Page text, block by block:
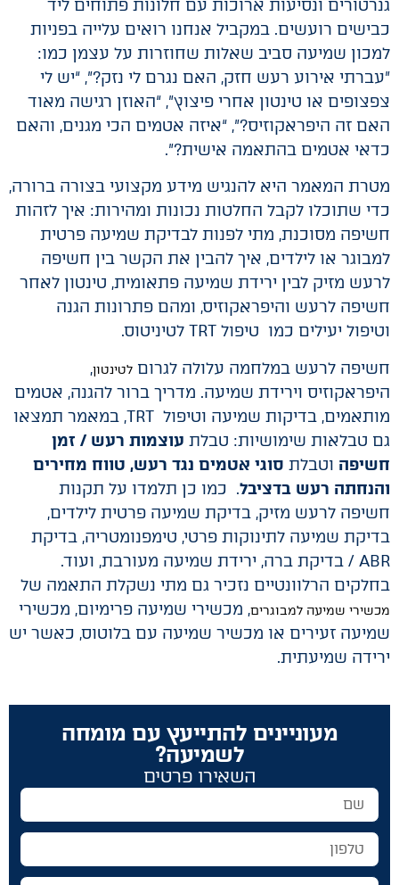
גנרטורים ונסיעות ארוכות עם חלונות פתוחים ליד
כבישים רועשים. במקביל אנחנו רואים עלייה בפניות
למכון שמיעה סביב שאלות שחוזרות על עצמן כמו:
"עברתי אירוע רעש חזק, האם נגרם לי נזק?", “יש לי
צפצופים או טינטון אחרי פיצוץ”, “האוזן רגישה מאוד
האם זה היפראקוזיס?”, “איזה אטמים הכי מגנים, והאם
כדאי אטמים בהתאמה אישית?”.
מטרת המאמר היא להנגיש מידע מקצועי בצורה ברורה,
כדי שתוכלו לקבל החלטות נכונות ומהירות: איך לזהות
חשיפה מסוכנת, מתי לפנות לבדיקת שמיעה פרטית
למבוגר או לילדים, איך להבין את הקשר בין חשיפה
לרעש מזיק לבין ירידת שמיעה פתאומית, טינטון לאחר
חשיפה לרעש והיפראקוזיס, ומהם פתרונות הגנה
וטיפול יעילים כמו טיפול TRT לטיניטוס.
חשיפה לרעש במלחמה עלולה לגרום לטינטון,
היפראקוזיס וירידת שמיעה. מדריך ברור להגנה, אטמים
מותאמים, בדיקות שמיעה וטיפול TRT, במאמר תמצאו
גם טבלאות שימושיות: טבלת עוצמות רעש / זמן
חשיפה וטבלת סוגי אטמים נגד רעש, טווח מחירים
והנחתה רעש בדציבל. כמו כן תלמדו על תקנות
חשיפה לרעש מזיק, בדיקת שמיעה פרטית לילדים,
בדיקת שמיעה לתינוקות פרטי, טימפנומטריה, בדיקת
ABR / בדיקת ברה, ירידת שמיעה מעורבת, ועוד.
בחלקים הרלוונטיים נזכיר גם מתי נשקלת התאמה של
מכשירי שמיעה למבוגרים, מכשירי שמיעה פרימיום, מכשירי
שמיעה זעירים או מכשיר שמיעה עם בלוטוס, כאשר יש
ירידה שמיעתית.
מעוניינים להתייעץ עם מומחה
לשמיעה?
השאירו פרטים